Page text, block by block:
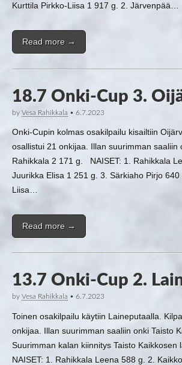
Kurttila Pirkko-Liisa 1 917 g. 2. Järvenpää…
Read more →
18.7 Onki-Cup 3.
by Vesa Rahikkala • 6.7.2023
Onki-Cupin kolmas osakilpailu kisailtiin
osallistui 21 onkijaa. Illan suurimman saaliin
Rahikkala 2 171 g. NAISET: 1. Rahikkala
Juurikka Elisa 1 251 g. 3. Särkiaho Pirjo
Liisa…
Read more →
13.7 Onki-Cup 2.
by Vesa Rahikkala • 6.7.2023
Toinen osakilpailu käytiin Laineputaalla.
onkijaa. Illan suurimman saaliin onki Taisto
Suurimman kalan kiinnitys Taisto Kaikkosen
NAISET: 1. Rahikkala Leena 588 g. 2.